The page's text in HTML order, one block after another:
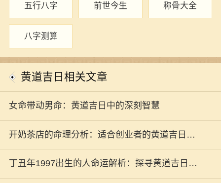
五行八字 前世今生 称骨大全
八字测算
黄道吉日相关文章
女命带动男命：黄道吉日中的深刻智慧
开奶茶店的命理分析：适合创业者的黄道吉日与
经营秘诀
丁丑年1997出生的人命运解析：探寻黄道吉日与